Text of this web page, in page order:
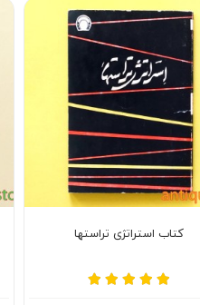
کتاب استراتژی تراستها